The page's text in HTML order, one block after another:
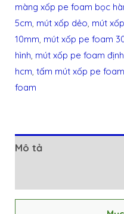
màng xốp pe foam bọc
5cm mút xốp dẻo mút
10mm mút xốp pe foam
hình mút xốp pe foam
hcm ,tấm mút xốp pe foam
foam
Mô tả